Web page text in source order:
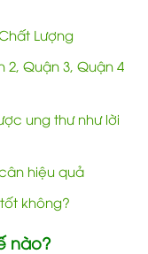
Lượng
2, Quận 3, Quận 4
ung thư như lời
hiệu quả
không?
nào?